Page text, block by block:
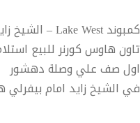
كمبوند Lake West – الشيخ زايد
تاون هاوس كورنر للبيع
اول صف علي وصلة دهشور
في الشيخ زايد امام بيفرلي